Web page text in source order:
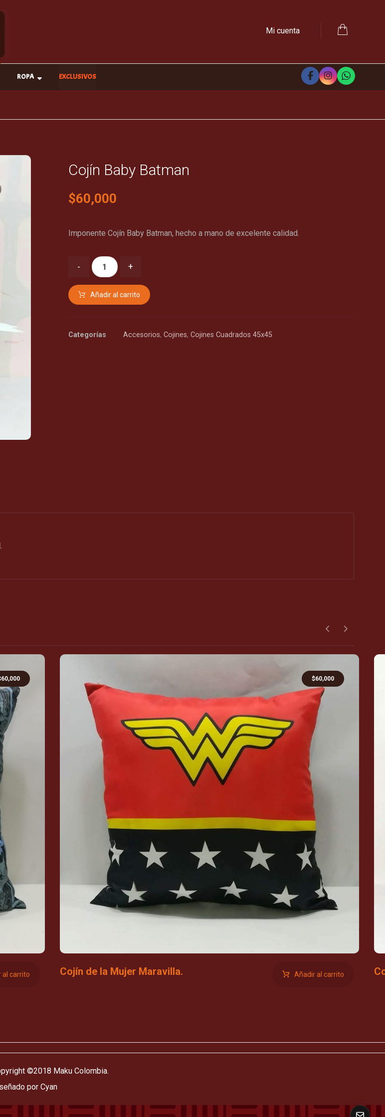
Mi cuenta
ROPA EXCLUSIVOS
Cojín Baby Batman
$60,000
Imponente Cojín Baby Batman, hecho a mano de excelente calidad.
- +
Añadir al carrito
Categorías Accesorios, Cojines, Cojines Cuadrados 45x45
60,000
al carrito Cojín de la Mujer Maravilla.
$60,000
Añadir al carrito
©2018 Maku Colombia.
por Cyan